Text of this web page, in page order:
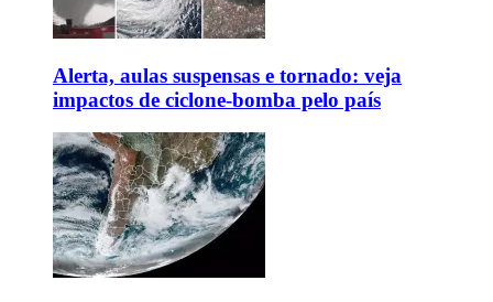
Alerta, aulas suspensas e tornado: veja
impactos de ciclone-bomba pelo país